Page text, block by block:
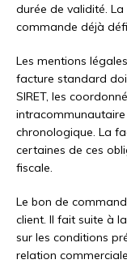
durée de validité.
commande déjà
Les mentions
facture standard
SIRET, les
chronologique. La
certaines de ces
fiscale.
Le bon de
client. Il fait suite à
sur les conditions
relation